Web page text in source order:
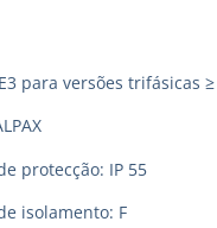
para versões trifásicas ≥
protecção: IP 55
isolamento: F